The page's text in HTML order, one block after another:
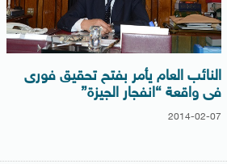
النائب العام يأمر بفتح تحقيق فورى
فى واقعة “انفجار الجيزة”
2014-02-07